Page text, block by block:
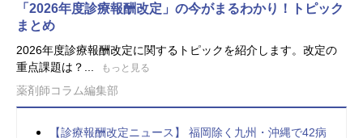
「2026年度診療報酬改定」の今がまるわかり！トピック
まとめ
2026年度診療報酬改定に関するトピックを紹介します。改定の
重点課題は？...
もっと見る
薬剤師コラム編集部
【診療報酬改定ニュース】 福岡除く九州・沖縄で42病